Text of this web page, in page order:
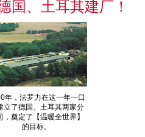
国、土耳其建厂！
年，法罗力在这一年一口
立了德国、土耳其两家分
，奠定了【温暖全世界】
的目标。